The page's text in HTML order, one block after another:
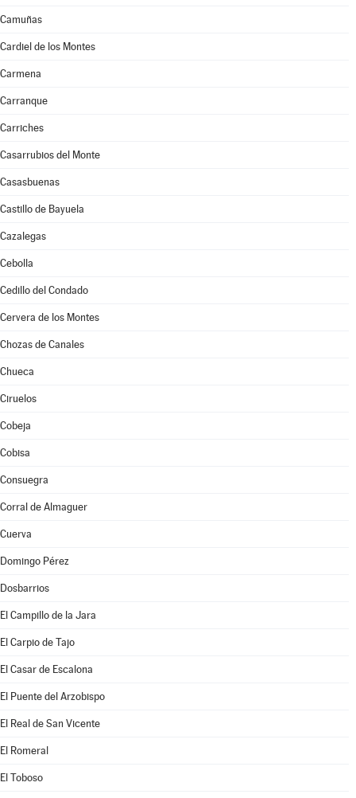
Camuñas
Cardiel de los Montes
Carmena
Carranque
Carriches
Casarrubios del Monte
Casasbuenas
Castillo de Bayuela
Cazalegas
Cebolla
Cedillo del Condado
Cervera de los Montes
Chozas de Canales
Chueca
Ciruelos
Cobeja
Cobisa
Consuegra
Corral de Almaguer
Cuerva
Domingo Pérez
Dosbarrios
El Campillo de la Jara
El Carpio de Tajo
El Casar de Escalona
El Puente del Arzobispo
El Real de San Vicente
El Romeral
El Toboso